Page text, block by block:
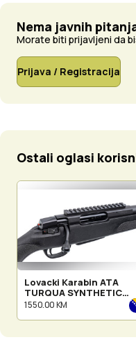
Nema javnih
Morate biti prijavljeni da
Prijava / Registracija
Ostali oglasi
Lovacki Karabin ATA
TURQUA SYNTHETIC
cal.30-06
1 550.00 KM